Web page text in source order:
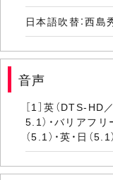
日本語吹替：西
音声
［1］英（DTS-HD
5.1）・バリアフリ
（5.1）・英・日（